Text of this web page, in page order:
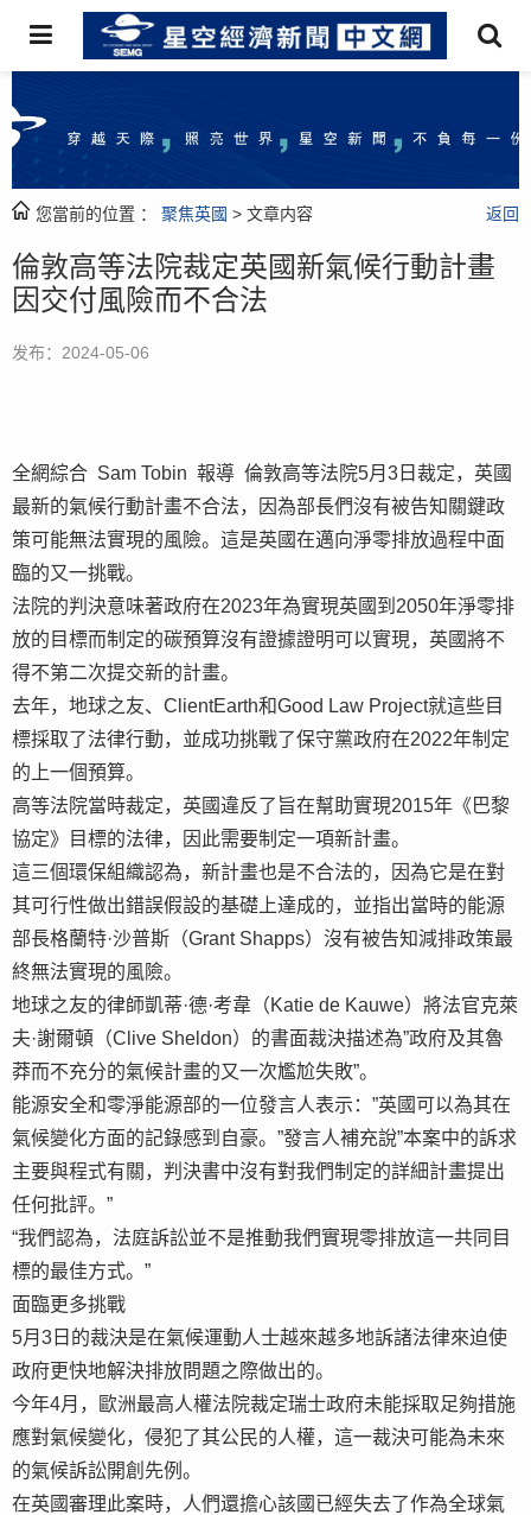
您當前的位置 ： 聚焦英國 > 文章内容 返回
倫敦高等法院裁定英國新氣候行動計畫
因交付風險而不合法
发布：2024-05-06
全網綜合 Sam Tobin 報導 倫敦高等法院5月3日裁定，英國
最新的氣候行動計畫不合法，因為部長們沒有被告知關鍵政
策可能無法實現的風險。這是英國在邁向淨零排放過程中面
臨的又一挑戰。
法院的判決意味著政府在2023年為實現英國到2050年淨零排
放的目標而制定的碳預算沒有證據證明可以實現，英國將不
得不第二次提交新的計畫。
去年，地球之友、ClientEarth和Good Law Project就這些目
標採取了法律行動，並成功挑戰了保守黨政府在2022年制定
的上一個預算。
高等法院當時裁定，英國違反了旨在幫助實現2015年《巴黎
協定》目標的法律，因此需要制定一項新計畫。
這三個環保組織認為，新計畫也是不合法的，因為它是在對
其可行性做出錯誤假設的基礎上達成的，並指出當時的能源
部長格蘭特·沙普斯（Grant Shapps）沒有被告知減排政策最
終無法實現的風險。
地球之友的律師凱蒂·德·考韋（Katie de Kauwe）將法官克萊
夫·謝爾頓（Clive Sheldon）的書面裁決描述為”政府及其魯
莽而不充分的氣候計畫的又一次尷尬失敗”。
能源安全和零淨能源部的一位發言人表示：”英國可以為其在
氣候變化方面的記錄感到自豪。”發言人補充說”本案中的訴求
主要與程式有關，判決書中沒有對我們制定的詳細計畫提出
任何批評。”
“我們認為，法庭訴訟並不是推動我們實現零排放這一共同目
標的最佳方式。”
面臨更多挑戰
5月3日的裁決是在氣候運動人士越來越多地訴諸法律來迫使
政府更快地解決排放問題之際做出的。
今年4月，歐洲最高人權法院裁定瑞士政府未能採取足夠措施
應對氣候變化，侵犯了其公民的人權，這一裁決可能為未來
的氣候訴訟開創先例。
在英國審理此案時，人們還擔心該國已經失去了作為全球氣